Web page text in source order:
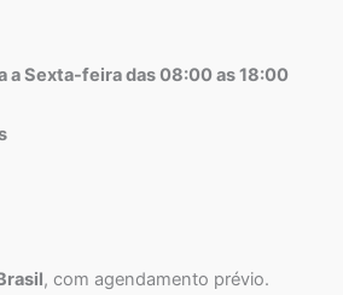
a Sexta-feira das 08:00 as 18:00
, com agendamento prévio.